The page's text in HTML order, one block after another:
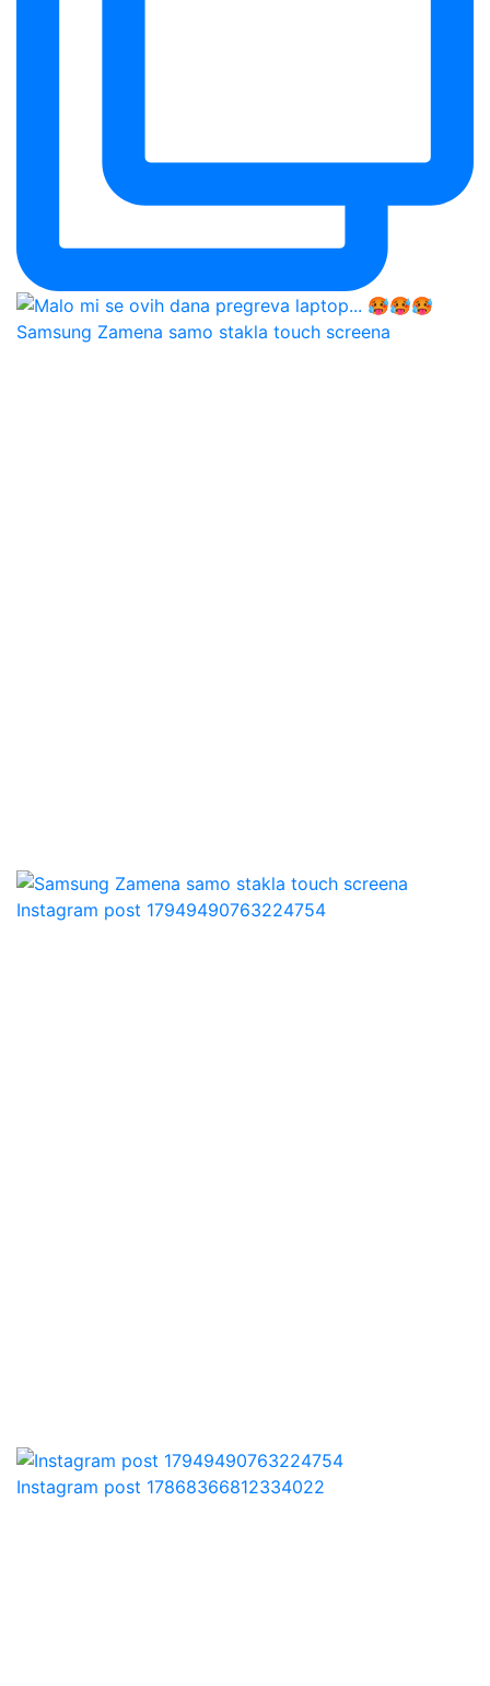
Samsung Zamena samo stakla touch screena
Instagram post 17949490763224754
Instagram post 17868366812334022